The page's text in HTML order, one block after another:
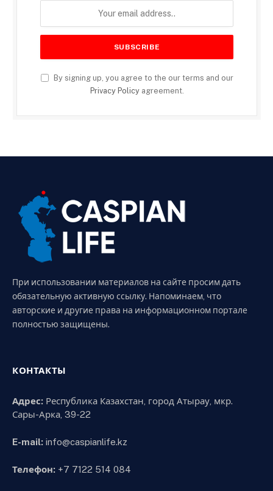
By signing up, you agree to the our terms and our
Privacy Policyagreement.
При использовании материалов на сайте просим дать
обязательную активную ссылку. Напоминаем, что
авторские и другие права на информационном портале
полностью защищены.
КОНТАКТЫ
Адрес: Республика Казахстан, город Атырау, мкр.
Сары-Арка, 39-22
E-mail: info@caspianlife.kz
Телефон: +7 7122 514 084